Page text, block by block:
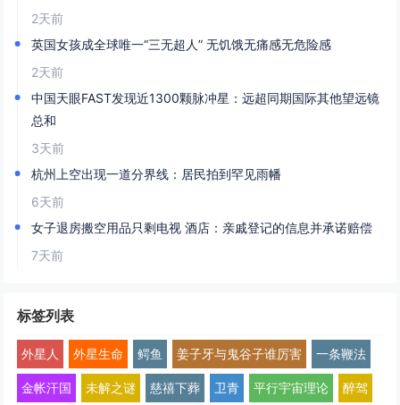
2天前
英国女孩成全球唯一“三无超人” 无饥饿无痛感无危险感
2天前
中国天眼FAST发现近1300颗脉冲星：远超同期国际其他望远镜
总和
3天前
杭州上空出现一道分界线：居民拍到罕见雨幡
6天前
女子退房搬空用品只剩电视 酒店：亲戚登记的信息并承诺赔偿
7天前
标签列表
外星人 外星生命 鳄鱼 姜子牙与鬼谷子谁厉害 一条鞭法
金帐汗国 未解之谜 慈禧下葬 卫青 平行宇宙理论 醉驾